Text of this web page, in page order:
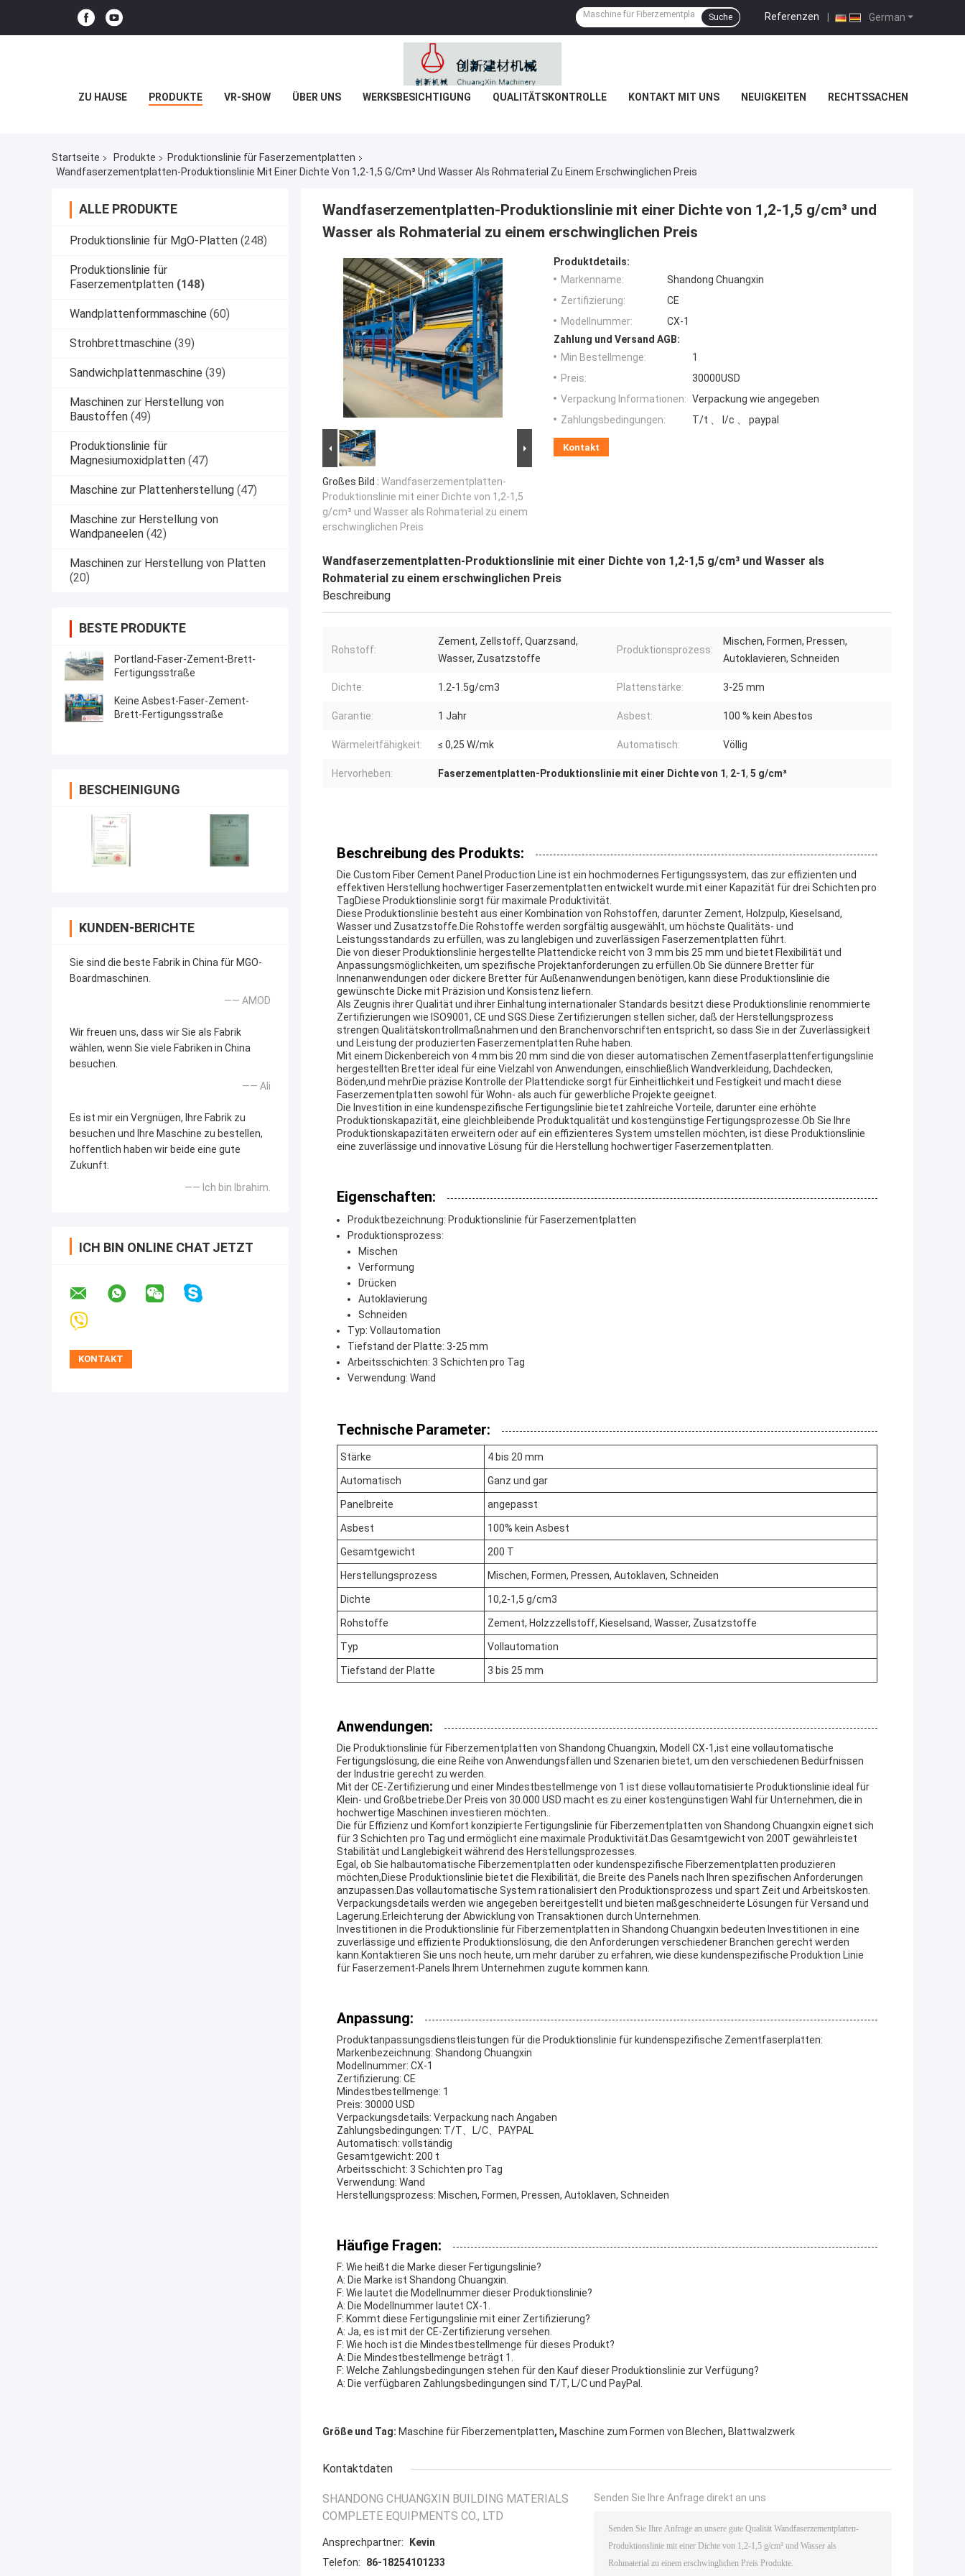
German
Referenzen |
Suche
ZU HAUSE PRODUKTE VR-SHOW ÜBER UNS WERKSBESICHTIGUNG QUALITÄTSKONTROLLE KONTAKT MIT UNS NEUIGKEITEN RECHTSSACHEN
Startseite Produkte
Produktionslinie für Faserzementplatten
Wandfaserzementplatten-Produktionslinie Mit Einer Dichte Von 1,2-1,5 G/cm³ Und Wasser Als Rohmaterial Zu Einem Erschwinglichen Preis
ALLE PRODUKTE
Produktionslinie für MgO-Platten (248)
Produktionslinie für
Faserzementplatten (148)
Wandplattenformmaschine (60)
Strohbrettmaschine (39)
Sandwichplattenmaschine (39)
Maschinen zur Herstellung von
Baustoffen (49)
Produktionslinie für
Magnesiumoxidplatten (47)
Maschine zur Plattenherstellung (47)
Maschine zur Herstellung von
Wandpaneelen (42)
Maschinen zur Herstellung von Platten
(20)
BESTE PRODUKTE
Portland-Faser-Zement-Brett-
Fertigungsstraße
Keine Asbest-Faser-Zement-
Brett-Fertigungsstraße
BESCHEINIGUNG
KUNDEN-BERICHTE
Sie sind die beste Fabrik in China für MGO-
Boardmaschinen.
—— AMOD
Wir freuen uns, dass wir Sie als Fabrik
wählen, wenn Sie viele Fabriken in China
besuchen.
—— Ali
Es ist mir ein Vergnügen, Ihre Fabrik zu
besuchen und Ihre Maschine zu bestellen,
hoffentlich haben wir beide eine gute
Zukunft.
—— Ich bin Ibrahim.
ICH BIN ONLINE CHAT JETZT
Wandfaserzementplatten-Produktionslinie mit einer Dichte von 1,2-1,5 g/cm³ und
Wasser als Rohmaterial zu einem erschwinglichen Preis
Großes Bild : Wandfaserzementplatten-
Produktionslinie mit einer Dichte von 1,2-1,5
g/cm³ und Wasser als Rohmaterial zu einem
erschwinglichen Preis
Produktdetails:
Markenname:
Shandong Chuangxin
Zertifizierung:
CE
Modellnummer:
CX-1
Zahlung und Versand AGB:
Min Bestellmenge:
1
Preis:
30000USD
Verpackung Informationen: Verpackung wie angegeben
Zahlungsbedingungen:
T/t 、 l/c 、 paypal
Kontakt
Wandfaserzementplatten-Produktionslinie mit einer Dichte von 1,2-1,5 g/cm³ und Wasser als
Rohmaterial zu einem erschwinglichen Preis
Beschreibung
Rohstoff:
Zement, Zellstoff, Quarzsand,
Wasser, Zusatzstoffe
Produktionsprozess:
Mischen, Formen, Pressen,
Autoklavieren, Schneiden
Dichte: 1.2-1.5g/cm3 Plattenstärke: 3-25 mm
Garantie: 1 Jahr Asbest: 100 % kein Abestos
Wärmeleitfähigkeit: ≤ 0,25 W/mk Automatisch: Völlig
Hervorheben: Faserzementplatten-Produktionslinie mit einer Dichte von 1, 2-1, 5 g/cm³
Beschreibung des Produkts:
Die Custom Fiber Cement Panel Production Line ist ein hochmodernes Fertigungssystem, das zur effizienten und
effektiven Herstellung hochwertiger Faserzementplatten entwickelt wurde.mit einer Kapazität für drei Schichten pro
TagDiese Produktionslinie sorgt für maximale Produktivität.
Diese Produktionslinie besteht aus einer Kombination von Rohstoffen, darunter Zement, Holzpulp, Kieselsand,
Wasser und Zusatzstoffe.Die Rohstoffe werden sorgfältig ausgewählt, um höchste Qualitäts- und
Leistungsstandards zu erfüllen, was zu langlebigen und zuverlässigen Faserzementplatten führt.
Die von dieser Produktionslinie hergestellte Plattendicke reicht von 3 mm bis 25 mm und bietet Flexibilität und
Anpassungsmöglichkeiten, um spezifische Projektanforderungen zu erfüllen.Ob Sie dünnere Bretter für
Innenanwendungen oder dickere Bretter für Außenanwendungen benötigen, kann diese Produktionslinie die
gewünschte Dicke mit Präzision und Konsistenz liefern.
Als Zeugnis ihrer Qualität und ihrer Einhaltung internationaler Standards besitzt diese Produktionslinie renommierte
Zertifizierungen wie ISO9001, CE und SGS.Diese Zertifizierungen stellen sicher, daß der Herstellungsprozess
strengen Qualitätskontrollmaßnahmen und den Branchenvorschriften entspricht, so dass Sie in der Zuverlässigkeit
und Leistung der produzierten Faserzementplatten Ruhe haben.
Mit einem Dickenbereich von 4 mm bis 20 mm sind die von dieser automatischen Zementfaserplattenfertigungslinie
hergestellten Bretter ideal für eine Vielzahl von Anwendungen, einschließlich Wandverkleidung, Dachdecken,
Böden,und mehrDie präzise Kontrolle der Plattendicke sorgt für Einheitlichkeit und Festigkeit und macht diese
Faserzementplatten sowohl für Wohn- als auch für gewerbliche Projekte geeignet.
Die Investition in eine kundenspezifische Fertigungslinie bietet zahlreiche Vorteile, darunter eine erhöhte
Produktionskapazität, eine gleichbleibende Produktqualität und kostengünstige Fertigungsprozesse.Ob Sie Ihre
Produktionskapazitäten erweitern oder auf ein effizienteres System umstellen möchten, ist diese Produktionslinie
eine zuverlässige und innovative Lösung für die Herstellung hochwertiger Faserzementplatten.
Eigenschaften:
Produktbezeichnung: Produktionslinie für Faserzementplatten
Produktionsprozess:
Mischen
Verformung
Drücken
Autoklavierung
Schneiden
Typ: Vollautomation
Tiefstand der Platte: 3-25 mm
Arbeitsschichten: 3 Schichten pro Tag
Verwendung: Wand
Technische Parameter:
Stärke 4 bis 20 mm
Automatisch Ganz und gar
Panelbreite angepasst
Asbest 100% kein Asbest
Gesamtgewicht 200 T
Herstellungsprozess Mischen, Formen, Pressen, Autoklaven, Schneiden
Dichte 10,2-1,5 g/cm3
Rohstoffe Zement, Holzzzellstoff, Kieselsand, Wasser, Zusatzstoffe
Typ Vollautomation
Tiefstand der Platte 3 bis 25 mm
Anwendungen:
Die Produktionslinie für Fiberzementplatten von Shandong Chuangxin, Modell CX-1,ist eine vollautomatische
Fertigungslösung, die eine Reihe von Anwendungsfällen und Szenarien bietet, um den verschiedenen Bedürfnissen
der Industrie gerecht zu werden.
Mit der CE-Zertifizierung und einer Mindestbestellmenge von 1 ist diese vollautomatisierte Produktionslinie ideal für
Klein- und Großbetriebe.Der Preis von 30.000 USD macht es zu einer kostengünstigen Wahl für Unternehmen, die in
hochwertige Maschinen investieren möchten..
Die für Effizienz und Komfort konzipierte Fertigungslinie für Fiberzementplatten von Shandong Chuangxin eignet sich
für 3 Schichten pro Tag und ermöglicht eine maximale Produktivität.Das Gesamtgewicht von 200T gewährleistet
Stabilität und Langlebigkeit während des Herstellungsprozesses.
Egal, ob Sie halbautomatische Fiberzementplatten oder kundenspezifische Fiberzementplatten produzieren
möchten,Diese Produktionslinie bietet die Flexibilität, die Breite des Panels nach Ihren spezifischen Anforderungen
anzupassen.Das vollautomatische System rationalisiert den Produktionsprozess und spart Zeit und Arbeitskosten.
Verpackungsdetails werden wie angegeben bereitgestellt und bieten maßgeschneiderte Lösungen für Versand und
Lagerung.Erleichterung der Abwicklung von Transaktionen durch Unternehmen.
Investitionen in die Produktionslinie für Fiberzementplatten in Shandong Chuangxin bedeuten Investitionen in eine
zuverlässige und effiziente Produktionslösung, die den Anforderungen verschiedener Branchen gerecht werden
kann.Kontaktieren Sie uns noch heute, um mehr darüber zu erfahren, wie diese kundenspezifische Produktion Linie
für Faserzement-Panels Ihrem Unternehmen zugute kommen kann.
Anpassung:
Produktanpassungsdienstleistungen für die Produktionslinie für kundenspezifische Zementfaserplatten:
Markenbezeichnung: Shandong Chuangxin
Modellnummer: CX-1
Zertifizierung: CE
Mindestbestellmenge: 1
Preis: 30000 USD
Verpackungsdetails: Verpackung nach Angaben
Zahlungsbedingungen: T/T、L/C、PAYPAL
Automatisch: vollständig
Gesamtgewicht: 200 t
Arbeitsschicht: 3 Schichten pro Tag
Verwendung: Wand
Herstellungsprozess: Mischen, Formen, Pressen, Autoklaven, Schneiden
Häufige Fragen:
F: Wie heißt die Marke dieser Fertigungslinie?
A: Die Marke ist Shandong Chuangxin.
F: Wie lautet die Modellnummer dieser Produktionslinie?
A: Die Modellnummer lautet CX-1.
F: Kommt diese Fertigungslinie mit einer Zertifizierung?
A: Ja, es ist mit der CE-Zertifizierung versehen.
F: Wie hoch ist die Mindestbestellmenge für dieses Produkt?
A: Die Mindestbestellmenge beträgt 1.
F: Welche Zahlungsbedingungen stehen für den Kauf dieser Produktionslinie zur Verfügung?
A: Die verfügbaren Zahlungsbedingungen sind T/T, L/C und PayPal.
Größe und Tag: Maschine für Fiberzementplatten, Maschine zum Formen von Blechen, Blattwalzwerk
Kontaktdaten
SHANDONG CHUANGXIN BUILDING MATERIALS
COMPLETE EQUIPMENTS CO., LTD
Ansprechpartner:
Kevin
Telefon:
86-18254101233
Senden Sie Ihre Anfrage direkt an uns